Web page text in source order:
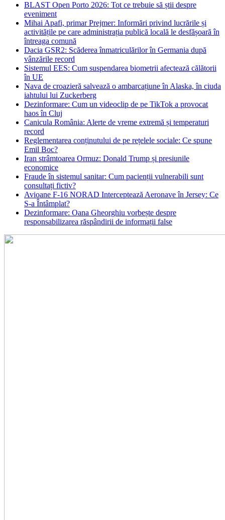
BLAST Open Porto 2026: Tot ce trebuie să știi despre
eveniment
Mihai Apafi, primar Prejmer: Informări privind lucrările și
activitățile pe care administrația publică locală le desfășoară în
întreaga comună
Dacia GSR2: Scăderea înmatriculărilor în Germania după
vânzările record
Sistemul EES: Cum suspendarea biometrii afectează călătorii
în UE
Nava de croazieră salvează o ambarcațiune în Alaska, în ciuda
iahtului lui Zuckerberg
Dezinformare: Cum un videoclip de pe TikTok a provocat
haos în Cluj
Canicula România: Alerte de vreme extremă și temperaturi
record
Reglementarea conținutului de pe rețelele sociale: Ce spune
Emil Boc?
Iran strâmtoarea Ormuz: Donald Trump și presiunile
economice
Fraude în sistemul sanitar: Cum pacienții vulnerabili sunt
consultați fictiv?
Avioane F-16 NORAD Interceptează Aeronave în Jersey: Ce
S-a Întâmplat?
Dezinformare: Oana Gheorghiu vorbește despre
responsabilizarea răspândirii de informații false